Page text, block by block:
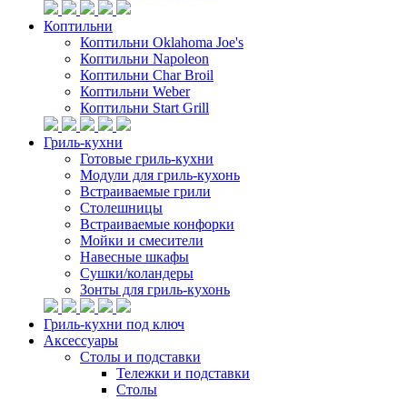
Коптильни
Коптильни Oklahoma Joe's
Коптильни Napoleon
Коптильни Char Broil
Коптильни Weber
Коптильни Start Grill
Гриль-кухни
Готовые гриль-кухни
Модули для гриль-кухонь
Встраиваемые грили
Столешницы
Встраиваемые конфорки
Мойки и смесители
Навесные шкафы
Сушки/коландеры
Зонты для гриль-кухонь
Гриль-кухни под ключ
Аксессуары
Столы и подставки
Тележки и подставки
Столы